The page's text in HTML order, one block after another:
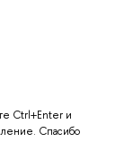
Ctrl+Enter и
Спасибо